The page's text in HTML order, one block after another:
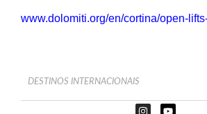
www.dolomiti.org/en/cortina/open-
DESTINOS INTERNACIONAIS